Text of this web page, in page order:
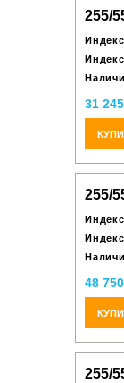
255/
31
255/
48
255/